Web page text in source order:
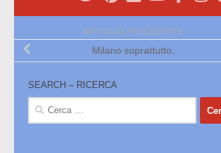
ARTICOLO PRECEDENTE
Milano soprattutto.
SEARCH – RICERCA
Ricerca